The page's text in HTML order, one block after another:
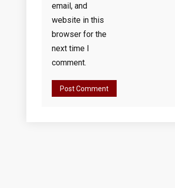
email, and
website in this
browser for the
next time I
comment.